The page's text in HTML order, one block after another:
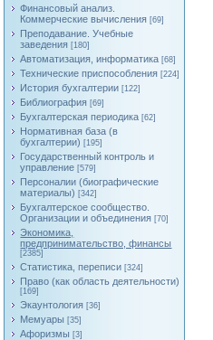
Финансовый анализ.
Коммерческие вычисления [69]
Преподавание. Учебные
заведения [180]
Автоматизация, информатика [68]
Технические приспособления [224]
История бухгалтерии [122]
Библиография [69]
Бухгалтерская периодика [62]
Нормативная база (в
бухгалтерии) [195]
Государственный контроль и
управление [579]
Персоналии (биографические
материалы) [342]
Бухгалтерское сообщество.
Организации и объединения [70]
Экономика,
предпринимательство, финансы
[2385]
Статистика, переписи [324]
Право (как область деятельности)
[169]
Экаунтология [36]
Мемуары [35]
Афоризмы [3]